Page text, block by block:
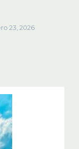
23, 2026